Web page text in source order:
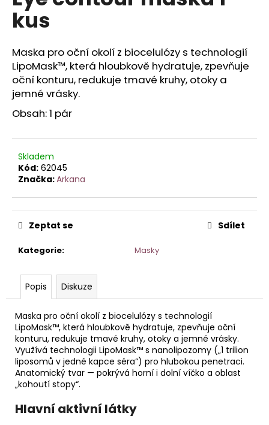
0,0
hvězdiček.
kus
Maska pro oční okolí z biocelulózy s technologií
LipoMask™, která hloubkově hydratuje, zpevňuje
oční konturu, redukuje tmavé kruhy, otoky a
jemné vrásky.
Obsah: 1 pár
Skladem
Kód: 62045
Značka:Arkana
Kategorie: Masky
Zeptat se Sdílet
Popis Diskuze
Maska pro oční okolí z biocelulózy s technologií
LipoMask™, která hloubkově hydratuje, zpevňuje oční
konturu, redukuje tmavé kruhy, otoky a jemné vrásky.
Využívá technologii LipoMask™ s nanolipozomy („1 trilion
liposomů v jedné kapce séra“) pro hlubokou penetraci.
Anatomický tvar — pokrývá horní i dolní víčko a oblast
„kohoutí stopy“.
Hlavní aktivní látky
a
j
í
t
?
HLEDAT
o
u
j
e
m
e
STERILNÍ
NÁSTAVCE
PRO
DERMAPERO
DERMALIGHTPEN